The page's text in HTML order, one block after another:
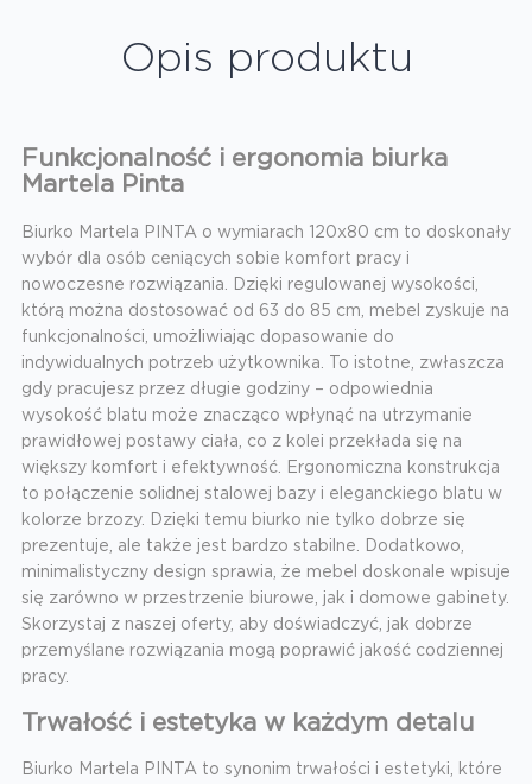
Opis produktu
Funkcjonalność i ergonomia biurka
Martela Pinta
Biurko Martela PINTA o wymiarach 120x80 cm to doskonały
wybór dla osób ceniących sobie komfort pracy i
nowoczesne rozwiązania. Dzięki regulowanej wysokości,
którą można dostosować od 63 do 85 cm, mebel zyskuje na
funkcjonalności, umożliwiając dopasowanie do
indywidualnych potrzeb użytkownika. To istotne, zwłaszcza
gdy pracujesz przez długie godziny – odpowiednia
wysokość blatu może znacząco wpłynąć na utrzymanie
prawidłowej postawy ciała, co z kolei przekłada się na
większy komfort i efektywność. Ergonomiczna konstrukcja
to połączenie solidnej stalowej bazy i eleganckiego blatu w
kolorze brzozy. Dzięki temu biurko nie tylko dobrze się
prezentuje, ale także jest bardzo stabilne. Dodatkowo,
minimalistyczny design sprawia, że mebel doskonale wpisuje
się zarówno w przestrzenie biurowe, jak i domowe gabinety.
Skorzystaj z naszej oferty, aby doświadczyć, jak dobrze
przemyślane rozwiązania mogą poprawić jakość codziennej
pracy.
Trwałość i estetyka w każdym detalu
Biurko Martela PINTA to synonim trwałości i estetyki, które